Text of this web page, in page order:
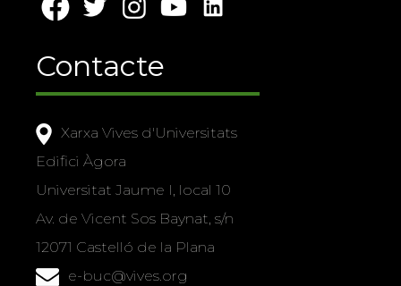
Contacte
Xarxa Vives d'Universitats
Edifici Àgora
Universitat Jaume I, local 10
Av. de Vicent Sos Baynat, s/n
12071 Castelló de la Plana
e-buc@vives.org